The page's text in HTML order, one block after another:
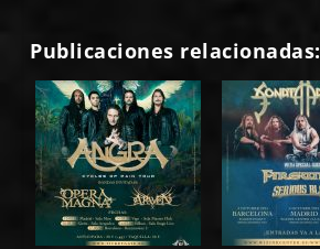
Publicaciones relacionadas: